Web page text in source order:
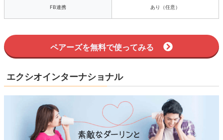
FB連携 あり（任意）
ペアーズを無料で使ってみる
エクシオインターナショナル